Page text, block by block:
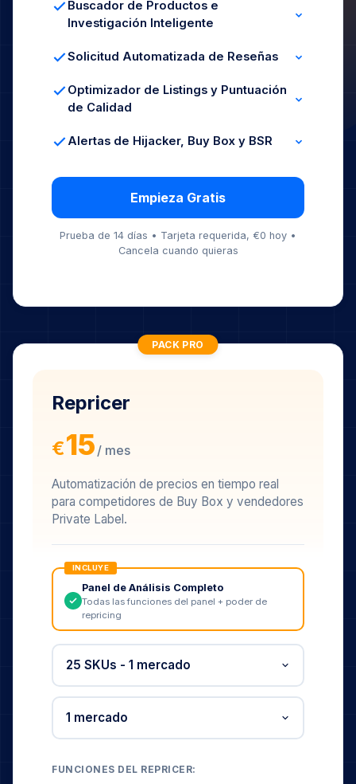
Previsión de Stock
Buscador de Productos e
Investigación Inteligente
Análisis de Margen
Solicitud Automatizada de Reseñas
Programación Masiva
Optimizador de Listings y Puntuación
de Calidad
% de Buy Box
Alertas de Hijacker, Buy Box y BSR
Empieza Gratis
Prueba de 14 días • Tarjeta requerida, €0 hoy •
Cancela cuando quieras
PACK PRO
Repricer
€15 / mes
Automatización de precios en tiempo real
para competidores de Buy Box y vendedores
Private Label.
INCLUYE
Panel de Análisis Completo
Todas las funciones del panel + poder de
repricing
FUNCIONES DEL REPRICER: